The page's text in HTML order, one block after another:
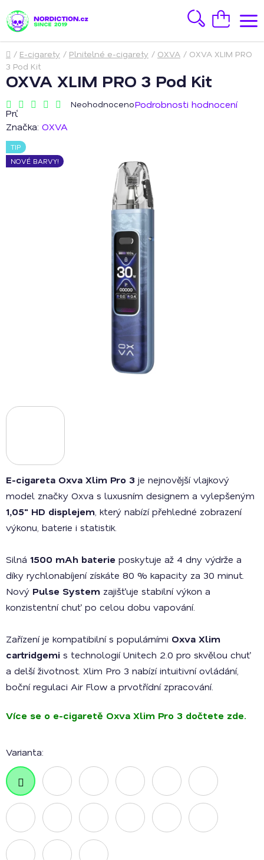
na
obsah
HledatNákupní
košík
Domů
/ E-cigarety / Plnitelné e-cigarety / OXVA / OXVA XLIM PRO
3 Pod Kit
E-cigareta Oxva Xlim Pro 3 je nejnovější vlajkový
model značky Oxva s luxusním designem a vylepšeným
1,05" HD displejem , který nabízí přehledné zobrazení
výkonu, baterie i statistik.
Silná 1500 mAh baterie poskytuje až 4 dny výdrže a
díky rychlonabíjení získáte 80 % kapacity za 30 minut.
Nový Pulse System zajišťuje stabilní výkon a
konzistentní chuť po celou dobu vapování.
Zařízení je kompatibilní s populárními Oxva Xlim
cartridgemi s technologií Unitech 2.0 pro skvělou chuť
a delší životnost. Xlim Pro 3 nabízí intuitivní ovládání,
boční regulaci Air Flow a prvotřídní zpracování.
Více se o e-cigaretě Oxva Xlim Pro 3 dočtete zde.
Varianta:
OXVA XLIM PRO 3 Pod Kit
Průměrné
hodnocení
produktu
je
0,0
5
NeohodnocenoPodrobnosti hodnocení
Značka: OXVA
TIP
NOVÉ BARVY!